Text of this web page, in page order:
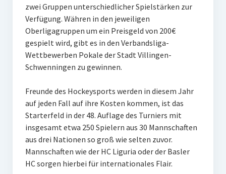
Internationale Hallenhockeyturnier
Zocker Reloaded
Galerie
Jugend Sponsoring
zwei Gruppen unterschiedlicher Spielstärken zur
Verfügung. Währen in den jeweiligen
Oberligagruppen um ein Preisgeld von 200€
gespielt wird, gibt es in den Verbandsliga-
Wettbewerben Pokale der Stadt Villingen-
Schwenningen zu gewinnen.
Freunde des Hockeysports werden in diesem Jahr
auf jeden Fall auf ihre Kosten kommen, ist das
Starterfeld in der 48. Auflage des Turniers mit
insgesamt etwa 250 Spielern aus 30 Mannschaften
aus drei Nationen so groß wie selten zuvor.
Mannschaften wie der HC Liguria oder der Basler
HC sorgen hierbei für internationales Flair.